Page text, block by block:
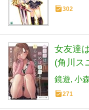
302
女友達
(角川ス
鏡遊 小
271